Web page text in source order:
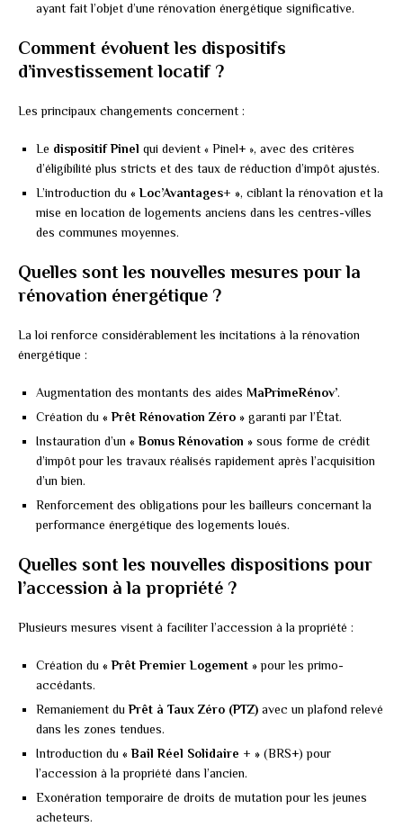
ayant fait l’objet d’une rénovation énergétique significative.
Comment évoluent les dispositifs
d’investissement locatif ?
Les principaux changements concernent :
Le dispositif Pinel qui devient « Pinel+ », avec des critères
d’éligibilité plus stricts et des taux de réduction d’impôt ajustés.
L’introduction du « Loc’Avantages+ », ciblant la rénovation et la
mise en location de logements anciens dans les centres-villes
des communes moyennes.
Quelles sont les nouvelles mesures pour la
rénovation énergétique ?
La loi renforce considérablement les incitations à la rénovation
énergétique :
Augmentation des montants des aides MaPrimeRénov’.
Création du « Prêt Rénovation Zéro » garanti par l’État.
Instauration d’un « Bonus Rénovation » sous forme de crédit
d’impôt pour les travaux réalisés rapidement après l’acquisition
d’un bien.
Renforcement des obligations pour les bailleurs concernant la
performance énergétique des logements loués.
Quelles sont les nouvelles dispositions pour
l’accession à la propriété ?
Plusieurs mesures visent à faciliter l’accession à la propriété :
Création du « Prêt Premier Logement »pour les primo-
accédants.
Remaniement duPrêt à Taux Zéro (PTZ) avec un plafond relevé
dans les zones tendues.
Introduction du « Bail Réel Solidaire + » (BRS+) pour
l’accession à la propriété dans l’ancien.
Exonération temporaire de droits de mutation pour les jeunes
acheteurs.